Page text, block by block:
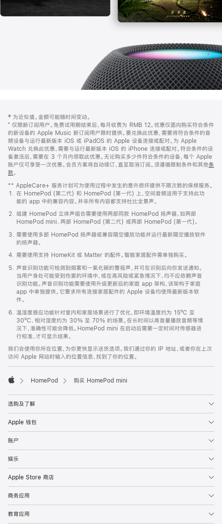
页
页
脚
注
‡ 为近似值。金额可能随时间变动。
⁺ 仅限新订阅用户。免费试用期结束后，每月收费为 RMB 12。优惠仅面向购买符合条件
的新设备的 Apple Music 新订阅用户限时提供。要兑换此优惠，需要将符合条件的音
频设备与运行最新版本 iOS 或 iPadOS 的 Apple 设备连接或配对。为 Apple
Watch 兑换此优惠，需要与运行最新版本 iOS 的 iPhone 连接或配对。符合条件的设
备激活后，需要在 3 个月内领取此优惠。无论购买多少件符合条件的设备，每个 Apple
账户仅可享受一次优惠。会员方案将自动续订，直至取消订阅。须遵循限制条件和其他条
款。
窗
口
中
打
开)
** AppleCare+ 服务计划可为使用过程中发生的意外损坏提供不限次数的保修服务。
在 HomePod (第二代) 和 HomePod (第一代) 上，空间音频适用于支持此功
能的 app 中的兼容内容。并非所有内容都支持杜比全景声。
组建 HomePod 立体声组合需要使用两部同款 HomePod 扬声器，如两部
HomePod mini、两部 HomePod (第二代) 或两部 HomePod (第一代)。
需要使用多部 HomePod 扬声器或兼容隔空播放功能并运行最新隔空播放软件
的扬声器。
需要使用支持 HomeKit 或 Matter 的配件。智能家居配件需单独购买。
声音识别功能可检测到烟雾和一氧化碳的警报声，并可在识别后向你发送通知。
当用户身处可能受到伤害的环境中，或在高风险或紧急情况下，均不应依赖声音
识别功能。声音识别功能需要使用升级更新后的家庭 app 架构，该架构于家庭
app 中单独提供。它要求所有连接家居配件的 Apple 设备均使用最新版本软
件。
温湿度感应功能针对室内和家居场景进行了优化，即环境温度约为 15ºC 至
30ºC、相对湿度约为 30% 至 70% 的场景。在长时间以高音量播放音频等情
况下，准确性可能会降低。HomePod mini 在启动后需要一定时间对传感器进
行校准，才可显示结果。
我们会使用你所在位置，为你更快显示送货选项。我们通过你的 IP 地址，或者你在上次
访问 Apple 网站时输入的位置信息，找到了你的位置。
HomePod 购买 HomePod mini
选购及了解
Apple 钱包
账户
娱乐
Apple Store 商店
商务应用
教育应用